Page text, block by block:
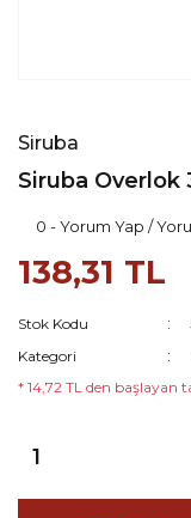
Siruba
Siruba Overlok
0 - Yorum Yap /
138,31 TL
Stok Kodu
Kategori
* 14,72 TL den başlayan